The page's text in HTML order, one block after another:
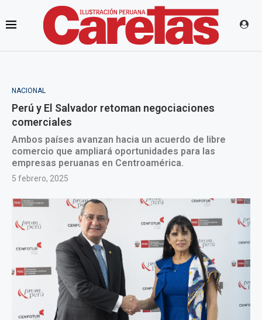
NACIONAL
Perú y El Salvador retoman negociaciones
comerciales
Ambos países avanzan hacia un acuerdo de libre
comercio que ampliará oportunidades para las
empresas peruanas en Centroamérica.
5 febrero, 2025